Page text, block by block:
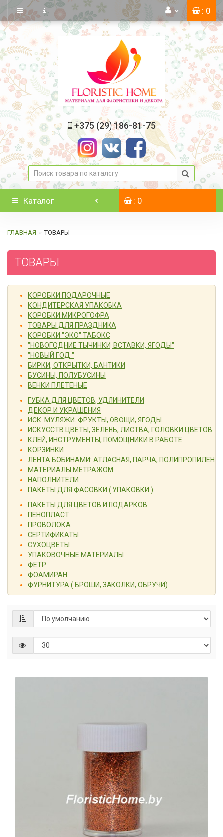
: 0
+375 (29) 186-81-75
Каталог : 0
ГЛАВНАЯ ТОВАРЫ
ТОВАРЫ
КОРОБКИ ПОДАРОЧНЫЕ
КОНДИТЕРСКАЯ УПАКОВКА
КОРОБКИ МИКРОГОФРА
ТОВАРЫ ДЛЯ ПРАЗДНИКА
КОРОБКИ "ЭКО" ТАБОКС
"НОВОГОДНИЕ ТЫЧИНКИ, ВСТАВКИ, ЯГОДЫ"
"НОВЫЙ ГОД "
БИРКИ, ОТКРЫТКИ, БАНТИКИ
БУСИНЫ, ПОЛУБУСИНЫ
ВЕНКИ ПЛЕТЕНЫЕ
ГУБКА ДЛЯ ЦВЕТОВ, УДЛИНИТЕЛИ
ДЕКОР И УКРАШЕНИЯ
ИСК. МУЛЯЖИ: ФРУКТЫ, ОВОЩИ, ЯГОДЫ
ИСКУССТВ.ЦВЕТЫ, ЗЕЛЕНЬ, ЛИСТВА, ГОЛОВКИ ЦВЕТОВ
КЛЕЙ, ИНСТРУМЕНТЫ, ПОМОЩНИКИ В РАБОТЕ
КОРЗИНКИ
ЛЕНТА БОБИНАМИ: АТЛАСНАЯ, ПАРЧА, ПОЛИПРОПИЛЕН
МАТЕРИАЛЫ МЕТРАЖОМ
НАПОЛНИТЕЛИ
ПАКЕТЫ ДЛЯ ФАСОВКИ ( УПАКОВКИ )
ПАКЕТЫ ДЛЯ ЦВЕТОВ И ПОДАРКОВ
ПЕНОПЛАСТ
ПРОВОЛОКА
СЕРТИФИКАТЫ
СУХОЦВЕТЫ
УПАКОВОЧНЫЕ МАТЕРИАЛЫ
ФЕТР
ФОАМИРАН
ФУРНИТУРА ( БРОШИ, ЗАКОЛКИ, ОБРУЧИ)